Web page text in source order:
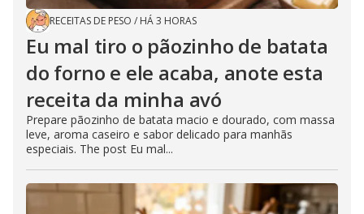
RECEITAS DE PESO / HÁ 3 HORAS
Eu mal tiro o pãozinho de batata
do forno e ele acaba, anote esta
receita da minha avó
Prepare pãozinho de batata macio e dourado, com massa
leve, aroma caseiro e sabor delicado para manhãs
especiais. The post Eu mal...